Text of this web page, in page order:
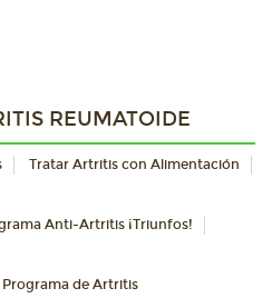
REUMATOIDE
Tratar Artritis con Alimentación
Anti-Artritis ¡Triunfos!
Programa de Artritis